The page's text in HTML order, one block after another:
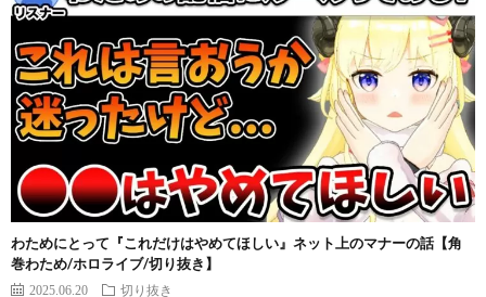
わためにとって『これだけはやめてほしい』ネット上のマナーの話【角
巻わため/ホロライブ/切り抜き】
2025.06.20 切り抜き